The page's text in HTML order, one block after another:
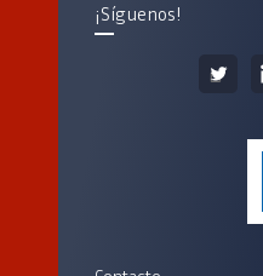
¡Síguenos!